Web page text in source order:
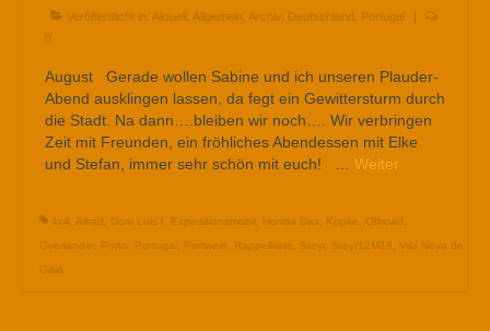
Veröffentlicht in: Aktuell Allgemein Archiv Deutschland Portugal
|
0
August Gerade wollen Sabine und ich unseren Plauder-
Abend ausklingen lassen, da fegt ein Gewittersturm durch
die Stadt. Na dann….bleiben wir noch…. Wir verbringen
Zeit mit Freunden, ein fröhliches Abendessen mit Elke
und Stefan, immer sehr schön mit euch! … Weiter
4x4 Allrad Dom Luis I Expeditionsmobil Honda Dax Kopke Offroad
Overlander, Porto Portugal Portwein Rappelkiste Steyr, Steyr12M18
Vila Nova de
Gaia